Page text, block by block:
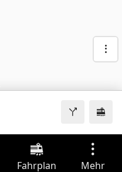
Fahrplan Mehr